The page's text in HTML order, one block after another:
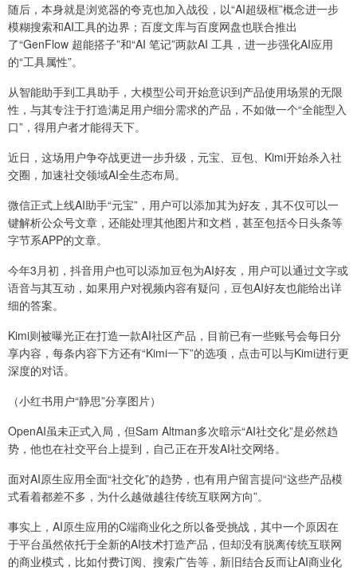
随后，本身就是浏览器的夸克也加入战役，以“AI超级框”概念进一步
模糊搜索和AI工具的边界；百度文库与百度网盘也联合推出
了“GenFlow 超能搭子”和“AI 笔记”两款AI 工具，进一步强化AI应用
的“工具属性”。
从智能助手到工具助手，大模型公司开始意识到产品使用场景的无限
性，与其专注于打造满足用户细分需求的产品，不如做一个“全能型入
口”，得用户者才能得天下。
近日，这场用户争夺战更进一步升级，元宝、豆包、Kimi开始杀入社
交圈，加速社交领域AI全生态布局。
微信正式上线AI助手“元宝”，用户可以添加其为好友，其不仅可以一
键解析公众号文章，还能处理其他图片和文档，甚至包括今日头条等
字节系APP的文章。
今年3月初，抖音用户也可以添加豆包为AI好友，用户可以通过文字或
语音与其互动，如果用户对视频内容有疑问，豆包AI好友也能给出详
细的答案。
Kimi则被曝光正在打造一款AI社区产品，目前已有一些账号会每日分
享内容，每条内容下方还有“Kimi一下”的选项，点击可以与Kimi进行更
深度的对话。
（小红书用户“静思”分享图片）
OpenAI虽未正式入局，但Sam Altman多次暗示“AI社交化”是必然趋
势，他也在社交平台上提到，自己正在开发AI社交网络。
面对AI原生应用全面“社交化”的趋势，也有用户留言提问“这些产品模
式看着都差不多，为什么越做越往传统互联网方向”。
事实上，AI原生应用的C端商业化之所以备受挑战，其中一个原因在
于平台虽然依托于全新的AI技术打造产品，但却没有脱离传统互联网
的商业模式，比如付费订阅、搜索广告等，新旧结合反而让AI商业化